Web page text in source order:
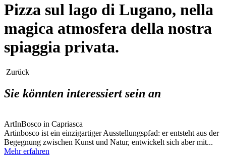
Pizza sul lago di Lugano, nella
magica atmosfera della nostra
spiaggia privata.
Zurück
Sie könnten interessiert sein an
ArtInBosco in Capriasca
Artinbosco ist ein einzigartiger Ausstellungspfad: er entsteht aus der
Begegnung zwischen Kunst und Natur, entwickelt sich aber mit...
Mehr erfahren